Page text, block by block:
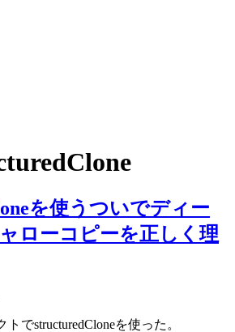
を使うついでディー
ローコピーを正しく理
でstructuredCloneを使った。